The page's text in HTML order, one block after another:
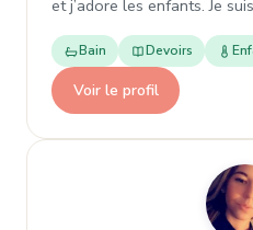
et j’adore les enfants. Je
Bain Devoirs
Voir le profil